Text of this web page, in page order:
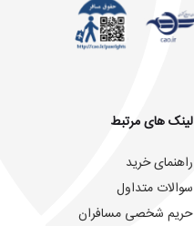
لینک های مرتبط
راهنمای خرید
سوالات متداول
حریم شخصی مسافران